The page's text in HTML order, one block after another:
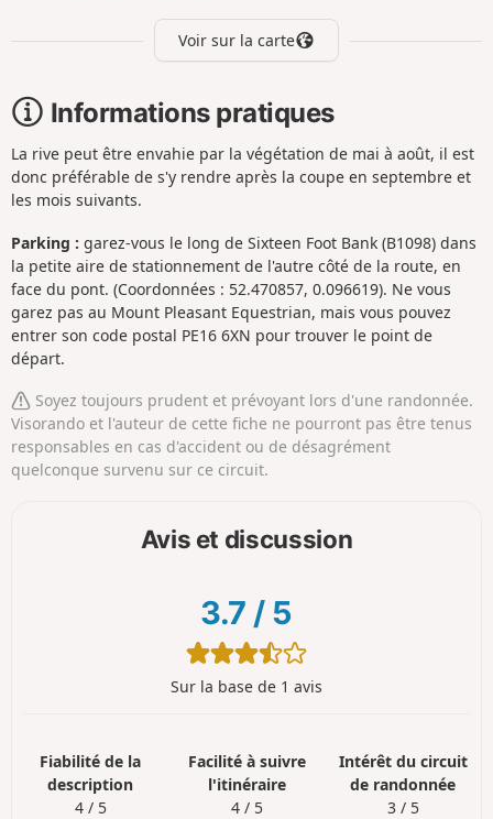
Voir sur la carte
Informations pratiques
La rive peut être envahie par la végétation de mai à août, il est
donc préférable de s'y rendre après la coupe en septembre et
les mois suivants.
Parking : garez-vous le long de Sixteen Foot Bank (B1098) dans
la petite aire de stationnement de l'autre côté de la route, en
face du pont. (Coordonnées : 52.470857, 0.096619). Ne vous
garez pas au Mount Pleasant Equestrian, mais vous pouvez
entrer son code postal PE16 6XN pour trouver le point de
départ.
Soyez toujours prudent et prévoyant lors d'une randonnée.
Visorando et l'auteur de cette fiche ne pourront pas être tenus
responsables en cas d'accident ou de désagrément
quelconque survenu sur ce circuit.
Avis et discussion
3.7 / 5
Sur la base de 1 avis
Fiabilité de la
description
4 / 5
Facilité à suivre
l'itinéraire
4 / 5
Intérêt du circuit
de randonnée
3 / 5